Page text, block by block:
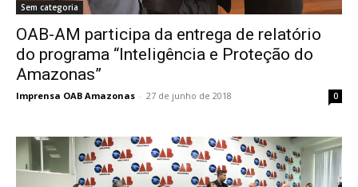
Sem categoria
OAB-AM participa da entrega de relatório
do programa “Inteligência e Proteção do
Amazonas”
Imprensa OAB Amazonas - 27 de junho de 2018 0